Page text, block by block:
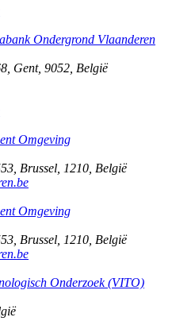
Ondergrond Vlaanderen
Gent, 9052 België
Omgeving
Brussel 1210 België
Omgeving
Brussel 1210 België
Onderzoek (VITO)